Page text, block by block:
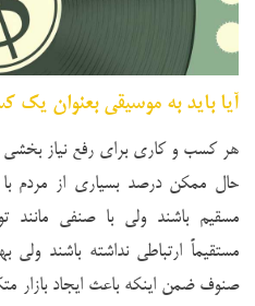
آیا باید به موسیقی بعنوان یک
هر کسب و کاری برای رفع نیاز بخشی
حال ممکن درصد بسیاری از مردم با
مسقیم باشند ولی با صنفی مانند
مستقیماً ارتباطی نداشته باشند ولی
صنوف ضمن اینکه باعث ایجاد بازار